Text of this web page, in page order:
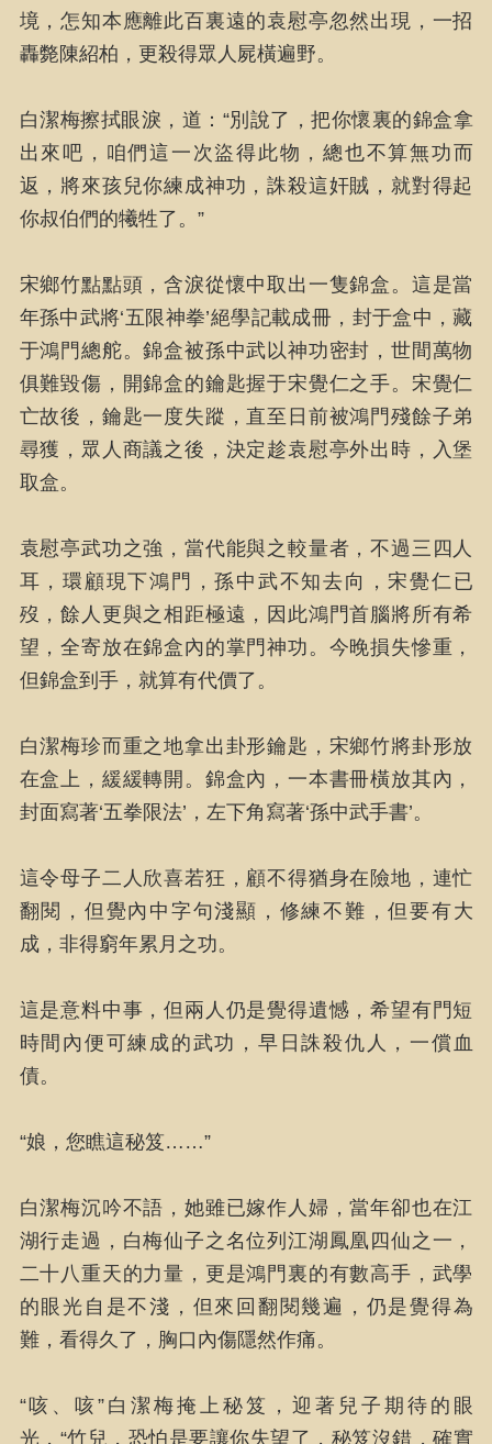
境，怎知本應離此百裏遠的袁慰亭忽然出現，一招
轟斃陳紹柏，更殺得眾人屍橫遍野。
白潔梅擦拭眼淚，道：“別說了，把你懷裏的錦盒拿
出來吧，咱們這一次盜得此物，總也不算無功而
返，將來孩兒你練成神功，誅殺這奸賊，就對得起
你叔伯們的犧牲了。”
宋鄉竹點點頭，含淚從懷中取出一隻錦盒。這是當
年孫中武將‘五限神拳’絕學記載成冊，封于盒中，藏
于鴻門總舵。錦盒被孫中武以神功密封，世間萬物
俱難毀傷，開錦盒的鑰匙握于宋覺仁之手。宋覺仁
亡故後，鑰匙一度失蹤，直至日前被鴻門殘餘子弟
尋獲，眾人商議之後，決定趁袁慰亭外出時，入堡
取盒。
袁慰亭武功之強，當代能與之較量者，不過三四人
耳，環顧現下鴻門，孫中武不知去向，宋覺仁已
歿，餘人更與之相距極遠，因此鴻門首腦將所有希
望，全寄放在錦盒內的掌門神功。今晚損失慘重，
但錦盒到手，就算有代價了。
白潔梅珍而重之地拿出卦形鑰匙，宋鄉竹將卦形放
在盒上，緩緩轉開。錦盒內，一本書冊橫放其內，
封面寫著‘五拳限法’，左下角寫著‘孫中武手書’。
這令母子二人欣喜若狂，顧不得猶身在險地，連忙
翻閱，但覺內中字句淺顯，修練不難，但要有大
成，非得窮年累月之功。
這是意料中事，但兩人仍是覺得遺憾，希望有門短
時間內便可練成的武功，早日誅殺仇人，一償血
債。
“娘，您瞧這秘笈……”
白潔梅沉吟不語，她雖已嫁作人婦，當年卻也在江
湖行走過，白梅仙子之名位列江湖鳳凰四仙之一，
二十八重天的力量，更是鴻門裏的有數高手，武學
的眼光自是不淺，但來回翻閱幾遍，仍是覺得為
難，看得久了，胸口內傷隱然作痛。
“咳、咳”白潔梅掩上秘笈，迎著兒子期待的眼
光，“竹兒，恐怕是要讓你失望了，秘笈沒錯，確實